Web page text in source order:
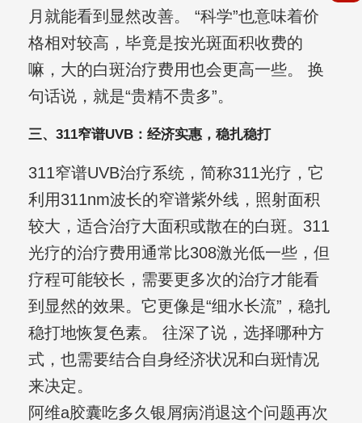
月就能看到显然改善。 “科学”也意味着价
格相对较高，毕竟是按光斑面积收费的
嘛，大的白斑治疗费用也会更高一些。 换
句话说，就是“贵精不贵多”。
三、311窄谱UVB：经济实惠，稳扎稳打
311窄谱UVB治疗系统，简称311光疗，它
利用311nm波长的窄谱紫外线，照射面积
较大，适合治疗大面积或散在的白斑。311
光疗的治疗费用通常比308激光低一些，但
疗程可能较长，需要更多次的治疗才能看
到显然的效果。它更像是“细水长流”，稳扎
稳打地恢复色素。 往深了说，选择哪种方
式，也需要结合自身经济状况和白斑情况
来决定。
阿维a胶囊吃多久银屑病消退这个问题再次